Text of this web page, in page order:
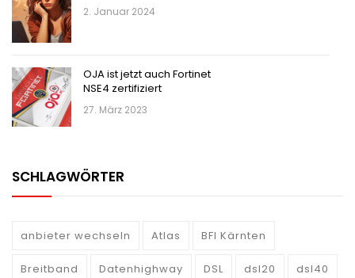
2. Januar 2024
OJA ist jetzt auch Fortinet
NSE4 zertifiziert
27. März 2023
SCHLAGWÖRTER
anbieter wechseln Atlas BFI Kärnten
Breitband Datenhighway DSL dsl20 dsl40